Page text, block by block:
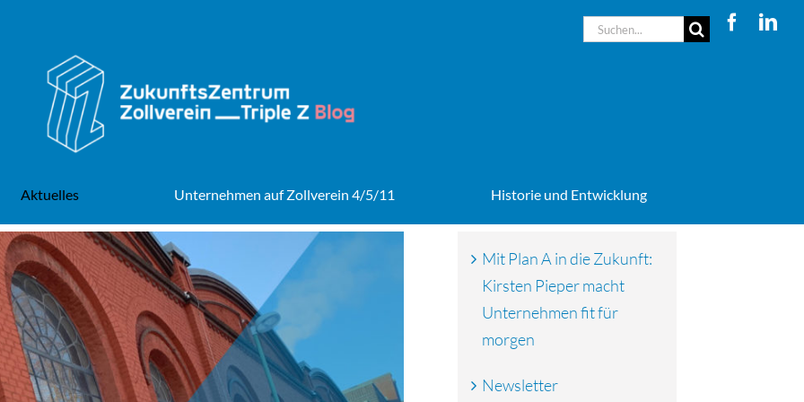
Suche
Aktuelles Unternehmen auf Zollverein 4/5/11 Historie und Entwicklung
Mit Plan A in die Zukunft:
Kirsten Pieper macht
Unternehmen fit für
morgen
Newsletter